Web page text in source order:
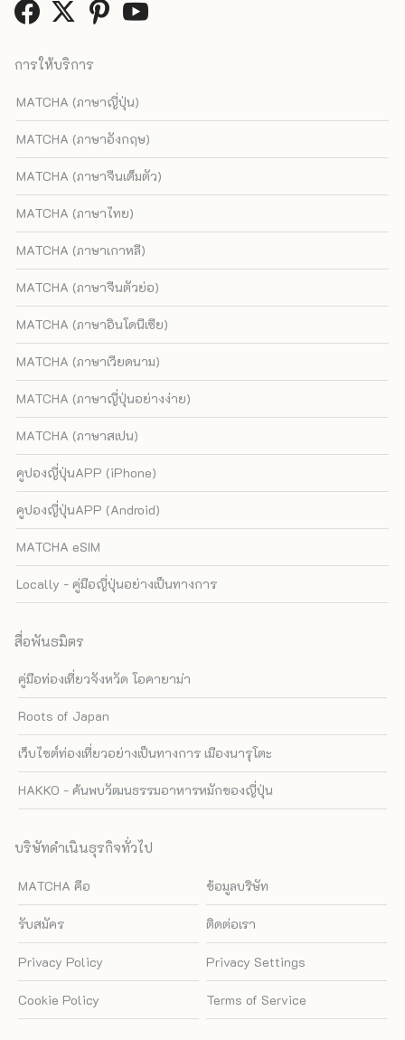
การให้บริการ
MATCHA (ภาษาญี่ปุ่น)
MATCHA (ภาษาอังกฤษ)
MATCHA (ภาษาจีนเต็มตัว)
MATCHA (ภาษาไทย)
MATCHA (ภาษาเกาหลี)
MATCHA (ภาษาจีนตัวย่อ)
MATCHA (ภาษาอินโดนีเซีย)
MATCHA (ภาษาเวียดนาม)
MATCHA (ภาษาญี่ปุ่นอย่างง่าย)
MATCHA (ภาษาสเปน)
คูปองญี่ปุ่นAPP (iPhone)
คูปองญี่ปุ่นAPP (Android)
MATCHA eSIM
Locally - คู่มือญี่ปุ่นอย่างเป็นทางการ
สื่อพันธมิตร
คู่มือท่องเที่ยวจังหวัด โอคายาม่า
Roots of Japan
เว็บไซต์ท่องเที่ยวอย่างเป็นทางการ เมืองนารุโตะ
HAKKO - ค้นพบวัฒนธรรมอาหารหมักของญี่ปุ่น
บริษัทดำเนินธุรกิจทั่วไป
MATCHA คือ ข้อมูลบริษัท
รับสมัคร ติดต่อเรา
Privacy Policy Privacy Settings
Cookie Policy Terms of Service